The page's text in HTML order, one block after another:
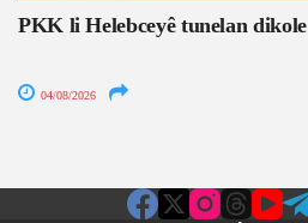
PKK li Helebceyê tunelan dikole
04/08/2026